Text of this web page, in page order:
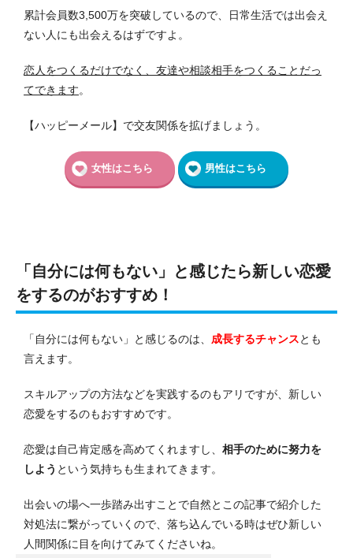
累計会員数3,500万を突破しているので、日常生活では出会え
ない人にも出会えるはずですよ。
恋人をつくるだけでなく、友達や相談相手をつくることだっ
てできます。
【ハッピーメール】で交友関係を拡げましょう。
女性はこちら 男性はこちら
「自分には何もない」と感じたら新しい恋愛
をするのがおすすめ！
「自分には何もない」と感じるのは、 成長するチャンスとも
言えます。
スキルアップの方法などを実践するのもアリですが、新しい
恋愛をするのもおすすめです。
恋愛は自己肯定感を高めてくれますし、 相手のために努力を
しよう という気持ちも生まれてきます。
出会いの場へ一歩踏み出すことで自然とこの記事で紹介した
対処法に繋がっていくので、落ち込んでいる時はぜひ新しい
人間関係に目を向けてみてくださいね。